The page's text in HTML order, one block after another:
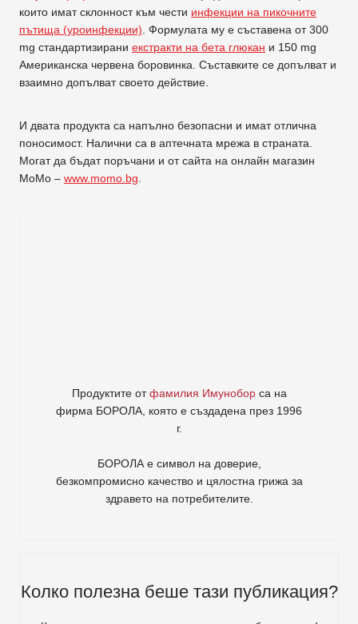
които имат склонност към чести инфекции на пикочните
пътища (уроинфекции) . Формулата му е съставена от 300
mg стандартизирани екстракти на бета глюкан и 150 mg
Американска червена боровинка. Съставките се допълват и
взаимно допълват своето действие.
И двата продукта са напълно безопасни и имат отлична
поносимост. Налични са в аптечната мрежа в страната.
Могат да бъдат поръчани и от сайта на онлайн магазин
МоМо – www.momo.bg
Продуктите отфамилия Имуноборса на
фирма БОРОЛА , която е създадена през 1996
г.
БОРОЛА е символ на доверие,
безкомпромисно качество и цялостна грижа за
здравето на потребителите.
Колко полезна беше тази публикация?